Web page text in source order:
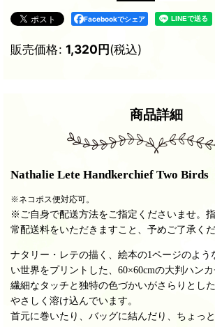
Facebookでシェア
販売価格: 1,320円(税込)
商品詳細
Nathalie Lete Handkerchief Two Birds
※ネコポス便対応可。
※ご自身で配送方法をご指定くださいませ。
常配送料をいただきますこと、予めご了承くだ
ナタリー・レテの描く、絵本の1ページのよう
い世界をプリントした、60×60cmの大判ハンカ
繊細なタッチと独特の色づかいがさらりとし
やさしく溶け込んでいます。
首元に巻いたり、バッグに結んだり、ちょっ